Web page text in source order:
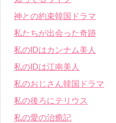
神との約束韓国ドラマ
私たちが出会った奇跡
私のIDはカンナム美人
私のIDは江南美人
私のおじさん韓国ドラマ
私の後ろにテリウス
私の愛の治癒記